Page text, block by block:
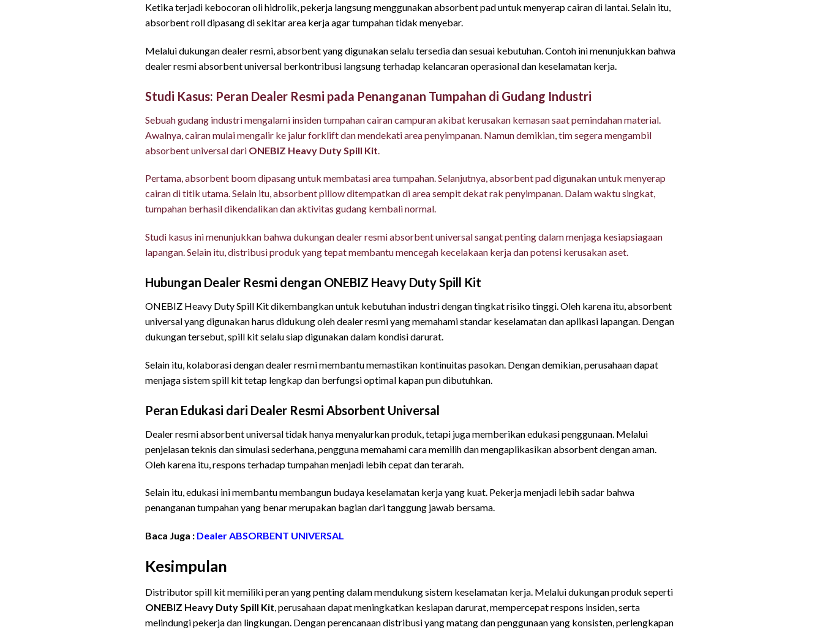
Ketika terjadi kebocoran oli hidrolik, pekerja langsung menggunakan absorbent pad untuk menyerap cairan di lantai. Selain itu,
absorbent roll dipasang di sekitar area kerja agar tumpahan tidak menyebar.
Melalui dukungan dealer resmi, absorbent yang digunakan selalu tersedia dan sesuai kebutuhan. Contoh ini menunjukkan bahwa
dealer resmi absorbent universal berkontribusi langsung terhadap kelancaran operasional dan keselamatan kerja.
Studi Kasus: Peran Dealer Resmi pada Penanganan Tumpahan di Gudang Industri
Sebuah gudang industri mengalami insiden tumpahan cairan campuran akibat kerusakan kemasan saat pemindahan material.
Awalnya, cairan mulai mengalir ke jalur forklift dan mendekati area penyimpanan. Namun demikian, tim segera mengambil
absorbent universal dari ONEBIZ Heavy Duty Spill Kit
Pertama, absorbent boom dipasang untuk membatasi area tumpahan. Selanjutnya, absorbent pad digunakan untuk menyerap
cairan di titik utama. Selain itu, absorbent pillow ditempatkan di area sempit dekat rak penyimpanan. Dalam waktu singkat,
tumpahan berhasil dikendalikan dan aktivitas gudang kembali normal.
Studi kasus ini menunjukkan bahwa dukungan dealer resmi absorbent universal sangat penting dalam menjaga kesiapsiagaan
lapangan. Selain itu, distribusi produk yang tepat membantu mencegah kecelakaan kerja dan potensi kerusakan aset.
Hubungan Dealer Resmi dengan ONEBIZ Heavy Duty Spill Kit
ONEBIZ Heavy Duty Spill Kit dikembangkan untuk kebutuhan industri dengan tingkat risiko tinggi. Oleh karena itu, absorbent
universal yang digunakan harus didukung oleh dealer resmi yang memahami standar keselamatan dan aplikasi lapangan. Dengan
dukungan tersebut, spill kit selalu siap digunakan dalam kondisi darurat.
Selain itu, kolaborasi dengan dealer resmi membantu memastikan kontinuitas pasokan. Dengan demikian, perusahaan dapat
menjaga sistem spill kit tetap lengkap dan berfungsi optimal kapan pun dibutuhkan.
Peran Edukasi dari Dealer Resmi Absorbent Universal
Dealer resmi absorbent universal tidak hanya menyalurkan produk, tetapi juga memberikan edukasi penggunaan. Melalui
penjelasan teknis dan simulasi sederhana, pengguna memahami cara memilih dan mengaplikasikan absorbent dengan aman.
Oleh karena itu, respons terhadap tumpahan menjadi lebih cepat dan terarah.
Selain itu, edukasi ini membantu membangun budaya keselamatan kerja yang kuat. Pekerja menjadi lebih sadar bahwa
penanganan tumpahan yang benar merupakan bagian dari tanggung jawab bersama.
Baca Juga : Dealer ABSORBENT UNIVERSAL
Kesimpulan
Distributor spill kit memiliki peran yang penting dalam mendukung sistem keselamatan kerja. Melalui dukungan produk seperti
ONEBIZ Heavy Duty Spill Kit , perusahaan dapat meningkatkan kesiapan darurat, mempercepat respons insiden, serta
melindungi pekerja dan lingkungan. Dengan perencanaan distribusi yang matang dan penggunaan yang konsisten, perlengkapan